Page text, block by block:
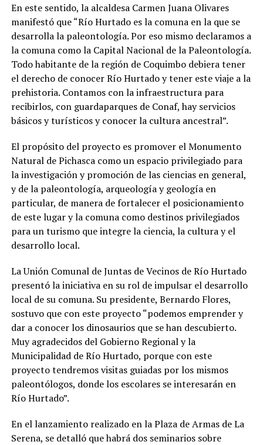
En este sentido, la alcaldesa Carmen Juana Olivares
manifestó que “Río Hurtado es la comuna en la que se
desarrolla la paleontología. Por eso mismo declaramos a
la comuna como la Capital Nacional de la Paleontología.
Todo habitante de la región de Coquimbo debiera tener
el derecho de conocer Río Hurtado y tener este viaje a la
prehistoria. Contamos con la infraestructura para
recibirlos, con guardaparques de Conaf, hay servicios
básicos y turísticos y conocer la cultura ancestral”.
El propósito del proyecto es promover el Monumento
Natural de Pichasca como un espacio privilegiado para
la investigación y promoción de las ciencias en general,
y de la paleontología, arqueología y geología en
particular, de manera de fortalecer el posicionamiento
de este lugar y la comuna como destinos privilegiados
para un turismo que integre la ciencia, la cultura y el
desarrollo local.
La Unión Comunal de Juntas de Vecinos de Río Hurtado
presentó la iniciativa en su rol de impulsar el desarrollo
local de su comuna. Su presidente, Bernardo Flores,
sostuvo que con este proyecto “podemos emprender y
dar a conocer los dinosaurios que se han descubierto.
Muy agradecidos del Gobierno Regional y la
Municipalidad de Río Hurtado, porque con este
proyecto tendremos visitas guiadas por los mismos
paleontólogos, donde los escolares se interesarán en
Río Hurtado”.
En el lanzamiento realizado en la Plaza de Armas de La
Serena, se detalló que habrá dos seminarios sobre